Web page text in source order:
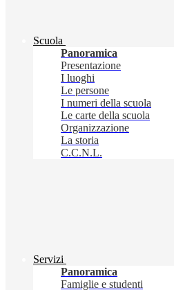
Scuola
Panoramica
Presentazione
I luoghi
Le persone
I numeri della scuola
Le carte della scuola
Organizzazione
La storia
C.C.N.L.
Servizi
Panoramica
Famiglie e studenti